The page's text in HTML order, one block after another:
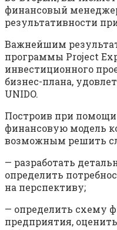
финансовый
результативности
Важнейшим
программы Project
инвестиционного
бизнес­-плана,
UNIDO.
Построив при помощи
финансовую модель
возможным решить
— разработать
определить
на перспективу;
— определить схему
предприятия,